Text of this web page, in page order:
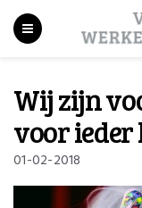
Wij zijn
voor
01-02-2018